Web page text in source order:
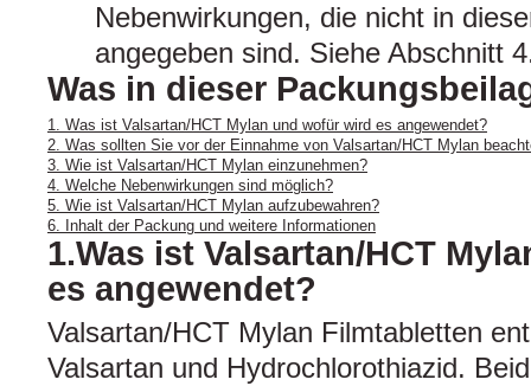
Nebenwirkungen, die nicht in
angegeben sind. Siehe Abschnitt
Was in dieser
1. Was ist Valsartan/HCT Mylan und wofür wird es angewendet?
2. Was sollten Sie vor der Einnahme von Valsartan/HCT Mylan
3. Wie ist Valsartan/HCT Mylan einzunehmen?
4. Welche Nebenwirkungen sind möglich?
5. Wie ist Valsartan/HCT Mylan aufzubewahren?
6. Inhalt der Packung und weitere Informationen
1.Was ist Valsartan/HCT
es angewendet?
Valsartan/HCT Mylan Filmtabletten
Valsartan und Hydrochlorothiazid.